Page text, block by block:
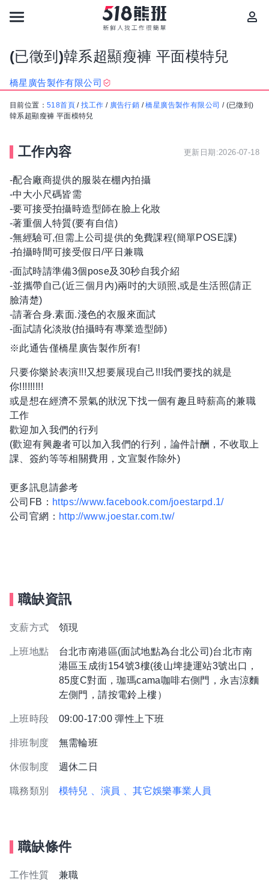
(已徵到)韓系超顯瘦褲 平面模特兒
橋星廣告製作有限公司
目前位置： 518首頁 /找工作 / 廣告行銷 /橋星廣告製作有限公司 / (已徵到)
韓系超顯瘦褲 平面模特兒
工作內容 更新日期:2026-07-18
-配合廠商提供的服裝在棚內拍攝
-中大小尺碼皆需
-要可接受拍攝時造型師在臉上化妝
-著重個人特質(要有自信)
-無經驗可,但需上公司提供的免費課程(簡單POSE課)
-拍攝時間可接受假日/平日兼職
-面試時請準備3個pose及30秒自我介紹
-並攜帶自己(近三個月內)兩吋的大頭照,或是生活照(請正
臉清楚)
-請著合身.素面.淺色的衣服來面試
-面試請化淡妝(拍攝時有專業造型師)
※此通告僅橋星廣告製作所有!
只要你樂於表演!!!又想要展現自己!!!我們要找的就是
你!!!!!!!!!
或是想在經濟不景氣的狀況下找一個有趣且時薪高的兼職
工作
歡迎加入我們的行列
(歡迎有興趣者可以加入我們的行列，論件計酬，不收取上
課、簽約等等相關費用，文宣製作除外)
更多訊息請參考
公司FB： https://www.facebook.com/joestarpd.1/
公司官網： http://www.joestar.com.tw/
職缺資訊
支薪方式 領現
上班地點
台北市南港區(面試地點為台北公司)台北市南
港區玉成街154號3樓(後山埤捷運站3號出口，
85度C對面，珈瑪cama咖啡右側門，永吉涼麵
左側門，請按電鈴上樓）
上班時段 09:00-17:00 彈性上下班
排班制度 無需輪班
休假制度 週休二日
職務類別 模特兒 、演員 、其它娛樂事業人員
職缺條件
工作性質 兼職